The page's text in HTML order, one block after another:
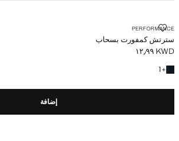
PERFORMANCE
سترتش كمفورت بسحاب
سترتش كمفورت بسحاب
السعر الحالي [KWD ١٢٫٩٩ ]
KWD ١٢٫٩٩
+
1
+ لون آخر
إضافة